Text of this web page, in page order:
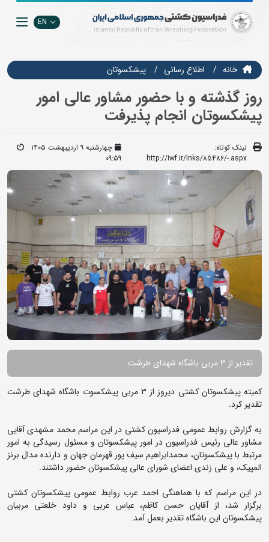
EN
خانه اطلاع رسانی پیشکسوتان
روز گذشته و با حضور مشاور عالی امور
پیشکسوتان انجام پذیرفت
لینک کوتاه:
http://iwf.ir/lnks/85486/-.aspx
چهارشنبه ۹ اردیبهشت ۱۴۰۵
09:59
تقدیر از 3 مربی باشگاه شهدای طرشت
کمیته پیشکسوتان کشتی دیروز از 3 مربی پیشکسوت باشگاه شهدای طرشت
تقدیر کرد.
به گزارش روابط عمومی فدراسیون کشتی در این مراسم محمد مشهدی آقایی
مشاور عالی رئیس فدراسیون در امور پیشکسوتان و مسئول رسیدگی به امور
مرتبط با پیشکسوتان، محمدابراهیم سیف پور قهرمان جهان و دارنده مدال برنز
المپیک، و علی زندی اعضای شورای عالی پیشکسوتان حضور داشتند.
در این مراسم که با هماهنگی احمد عرب روابط عمومی پیشکسوتان کشتی
برگزار شد، از آقایان حسن کاظم، عباس عربی و داود خلعتی مربیان
پیشکسوتان این باشگاه تقدیر بعمل آمد.